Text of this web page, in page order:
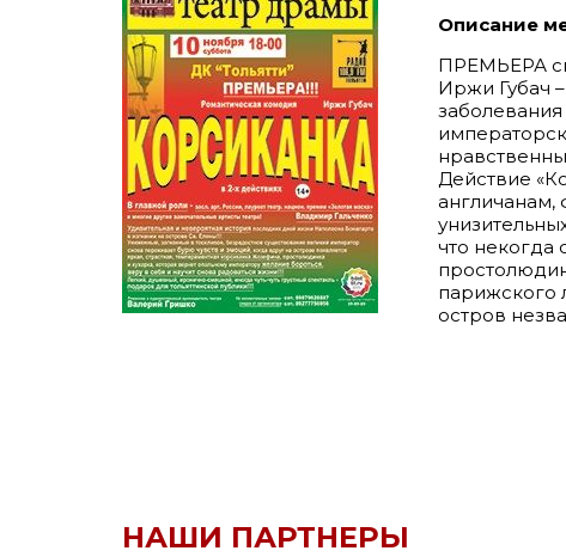
Описание
ПРЕМЬЕРА
Иржи Губач
Действие
англичанам,
что некогда
парижского
остров
НАШИ ПАРТНЕРЫ